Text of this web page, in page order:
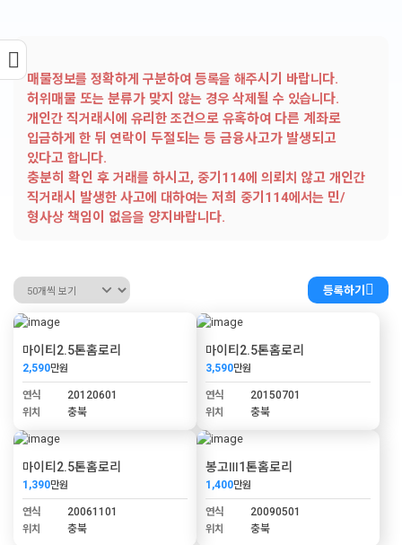
매물정보를 정확하게 구분하여 등록을 해주시기 바랍니다.
허위매물 또는 분류가 맞지 않는 경우 삭제될 수 있습니다.
개인간 직거래시에 유리한 조건으로 유혹하여 다른 계좌로
입금하게 한 뒤 연락이 두절되는 등 금융사고가 발생되고
있다고 합니다.
충분히 확인 후 거래를 하시고, 중기114에 의뢰치 않고 개인간
직거래시 발생한 사고에 대하여는 저희 중기114에서는 민/
형사상 책임이 없음을 양지바랍니다.
등록하기
마이티2.5톤홈로리
2,590만원
연식
20120601
위치
충북
마이티2.5톤홈로리
3,590만원
연식
20150701
위치
충북
마이티2.5톤홈로리
1,390만원
연식
20061101
위치
충북
봉고Ⅲ1톤홈로리
1,400만원
연식
20090501
위치
충북